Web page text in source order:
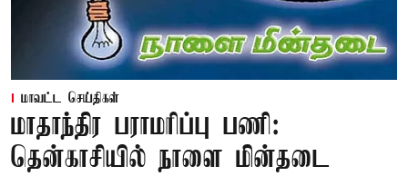
மாவட்ட செய்திகள்
மாதாந்திர பராமரிப்பு பணி:
தென்காசியில் நாளை மின்தடை